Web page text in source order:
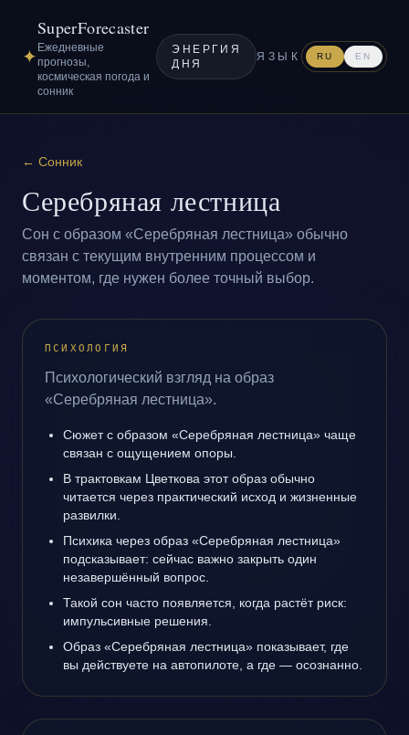
✦
SuperForecaster
Ежедневные
прогнозы,
космическая погода и
сонник
ЭНЕРГИЯ
ДНЯ
ЯЗЫК RU EN
← Сонник
Серебряная лестница
Сон с образом «Серебряная лестница» обычно
связан с текущим внутренним процессом и
моментом, где нужен более точный выбор.
ПСИХОЛОГИЯ
Психологический взгляд на образ
«Серебряная лестница».
Сюжет с образом «Серебряная лестница» чаще
связан с ощущением опоры.
В трактовкам Цветкова этот образ обычно
читается через практический исход и жизненные
развилки.
Психика через образ «Серебряная лестница»
подсказывает: сейчас важно закрыть один
незавершённый вопрос.
Такой сон часто появляется, когда растёт риск:
импульсивные решения.
Образ «Серебряная лестница» показывает, где
вы действуете на автопилоте, а где — осознанно.